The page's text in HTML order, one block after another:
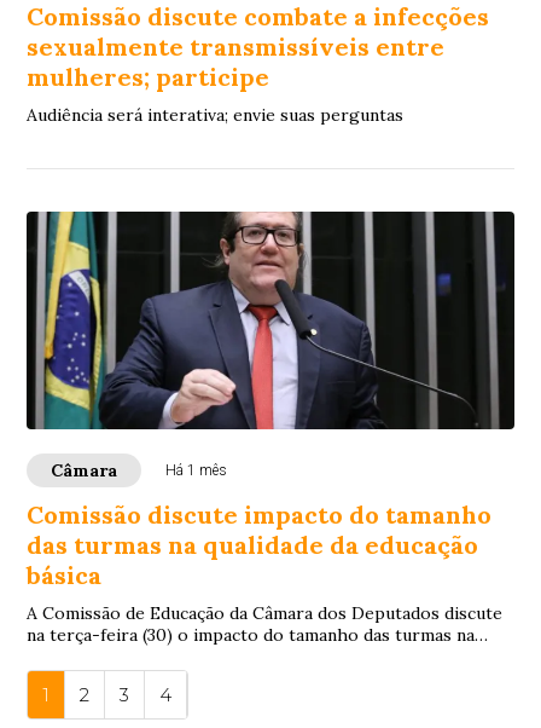
Comissão discute combate a infecções
sexualmente transmissíveis entre
mulheres; participe
Audiência será interativa; envie suas perguntas
Câmara Há 1 mês
Comissão discute impacto do tamanho
das turmas na qualidade da educação
básica
A Comissão de Educação da Câmara dos Deputados discute
na terça-feira (30) o impacto do tamanho das turmas na
1 2 3 4